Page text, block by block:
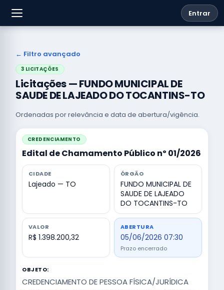
Entrar
← Filtro avançado
3 LICITAÇÕES
Licitações — FUNDO MUNICIPAL DE
SAUDE DE LAJEADO DO TOCANTINS-TO
Ordenadas por relevância e data de abertura/vigência.
CREDENCIAMENTO
Edital de Chamamento Público nº 01/2026
CIDADE
Lajeado — TO
ÓRGÃO
FUNDO MUNICIPAL DE
SAUDE DE LAJEADO
DO TOCANTINS-TO
VALOR
R$ 1.398.200,32
ABERTURA
05/06/2026 07:30
Prazo encerrado
OBJETO:
CREDENCIAMENTO DE PESSOA FÍSICA/JURÍDICA